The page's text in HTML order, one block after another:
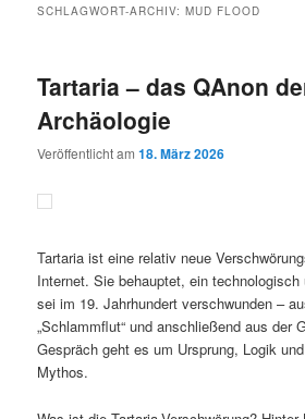
SCHLAGWORT-ARCHIV:MUD FLOOD
Tartaria – das QAnon
Archäologie
Veröffentlicht am18. März 2026
Tartaria ist eine relativ neue
Internet. Sie behauptet, ein
sei im 19. Jahrhundert verschwunden –
„Schlammflut“ und anschließend aus der
Gespräch geht es um Ursprung, Logik
Mythos.